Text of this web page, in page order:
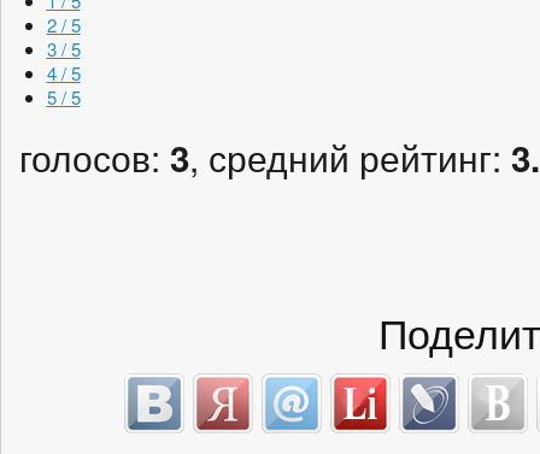
2 / 5
3 / 5
4 / 5
5 / 5
голосов: 3, средний рейтинг: